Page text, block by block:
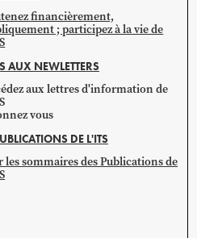
financièrement,
; participez à la vie de
AUX NEWLETTERS
aux lettres d'information de
vous
DE L'ITS
les sommaires des Publications de